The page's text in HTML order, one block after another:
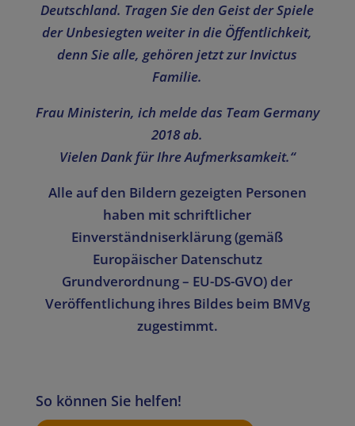
Deutschland. Tragen Sie den Geist der Spiele
der Unbesiegten weiter in die Öffentlichkeit,
denn Sie alle, gehören jetzt zur Invictus
Familie.
Frau Ministerin, ich melde das Team Germany
2018 ab.
Vielen Dank für Ihre Aufmerksamkeit.“
Alle auf den Bildern gezeigten Personen
haben mit schriftlicher
Einverständniserklärung (gemäß
Europäischer Datenschutz
Grundverordnung – EU-DS-GVO) der
Veröffentlichung ihres Bildes beim BMVg
zugestimmt.
So können Sie helfen!